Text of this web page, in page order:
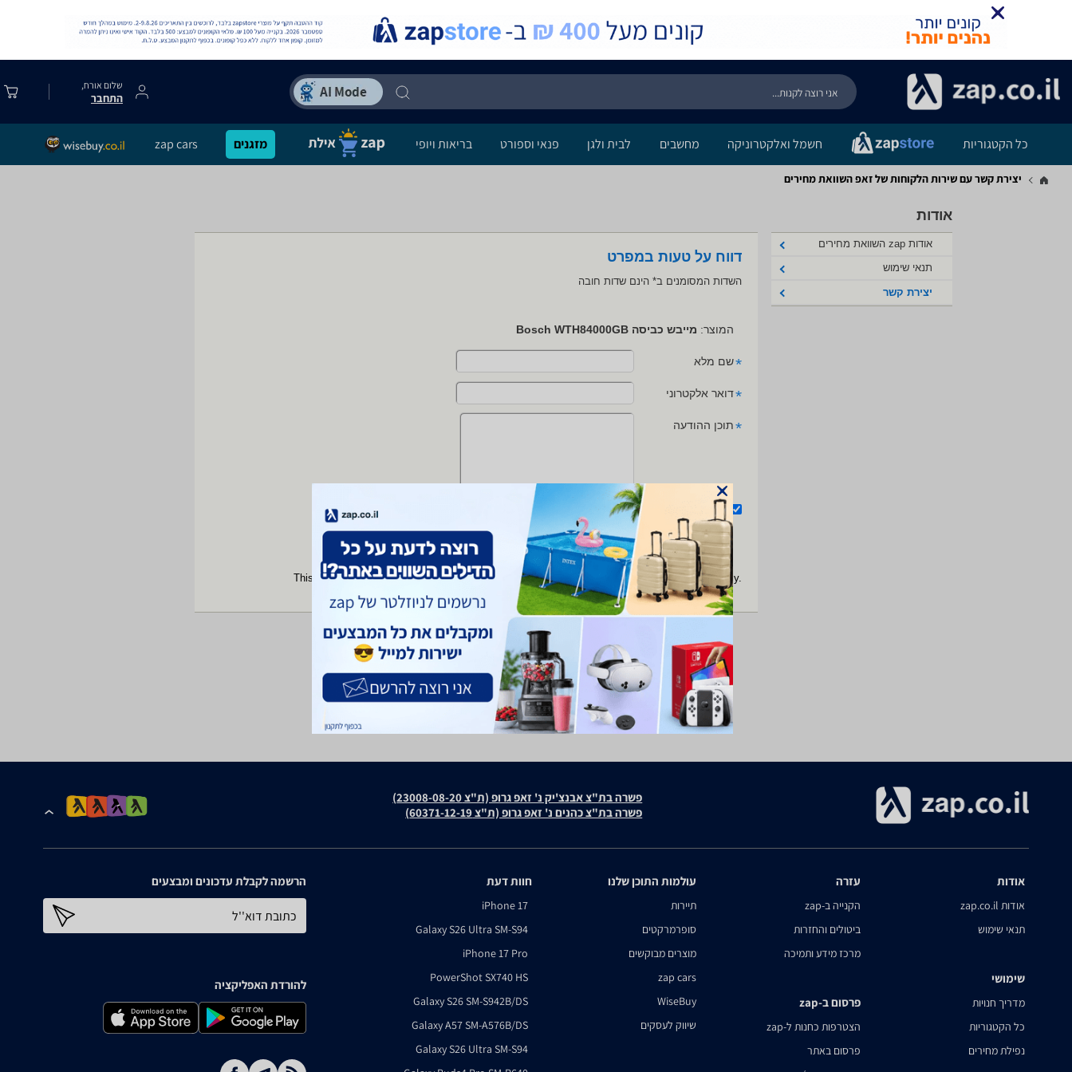
שלום אורח,
התחבר
כל הקטגוריות חשמל ואלקטרוניקה מחשבים לבית ולגן פנאי וספורט בריאות ויופי מזגנים zap cars
יצירת קשר עם שירות הלקוחות של זאפ השוואת מחירים
אודות
אודות zap השוואת מחירים
תנאי שימוש
יצירת קשר
דווח על טעות במפרט
השדות המסומנים ב* הינם שדות חובה
המוצר: מייבש כביסה Bosch WTH84000GB
*שם מלא
*דואר אלקטרוני
*תוכן ההודעה
אני מאשר/ת את תנאי השימוש מדיניות הפרטיות
This site is protected by reCAPTCHA and the GooglePrivacy Policy and Terms of Serviceapply.
פשרה בת"צ אבנצ'יק נ' זאפ גרופ (ת"צ 23008-08-20)
פשרה בת"צ כהנים נ' זאפ גרופ (ת"צ 60371-12-19)
אודות
אודות zap.co.il
תנאי שימוש
שימושי
מדריך חנויות
כל הקטגוריות
נפילת מחירים
עזרה
הקנייה ב-zap
ביטולים והחזרות
מרכז מידע ותמיכה
פרסום ב-zap
הצטרפות כחנות ל-zap
פרסום באתר
עולמות התוכן שלנו
תיירות
סופרמרקטים
מוצרים מבוקשים
zap cars
WiseBuy
שיווק לעסקים
חוות דעת
iPhone 17
Galaxy S26 Ultra SM-S94
iPhone 17 Pro
PowerShot SX740 HS
Galaxy S26 SM-S942B/DS
Galaxy A57 SM-A576B/DS
Galaxy S26 Ultra SM-S94
הרשמה לקבלת עדכונים ומבצעים
כתובת דוא''ל
להורדת האפליקציה